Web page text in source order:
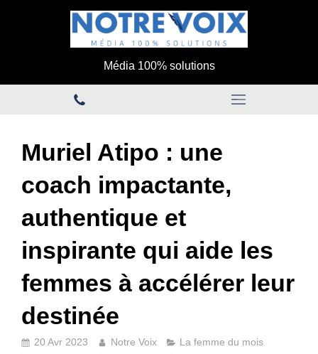
Média 100% solutions
Muriel Atipo : une
coach impactante,
authentique et
inspirante qui aide les
femmes à accélérer leur
destinée
20 Avr 2023 Notre Voix La femme du mois